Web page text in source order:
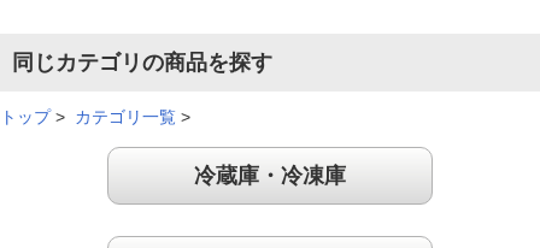
同じカテゴリの商品を探す
トップ> カテゴリ一覧 >
冷蔵庫・冷凍庫